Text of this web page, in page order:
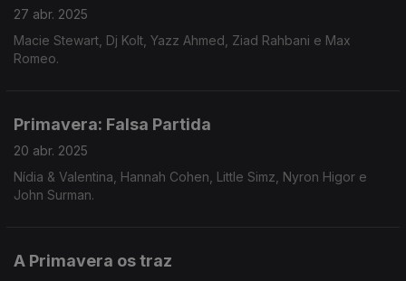
27 abr. 2025
Macie Stewart, Dj Kolt, Yazz Ahmed, Ziad Rahbani e Max
Romeo.
Primavera: Falsa Partida
20 abr. 2025
Nídia & Valentina, Hannah Cohen, Little Simz, Nyron Higor e
John Surman.
A Primavera os traz